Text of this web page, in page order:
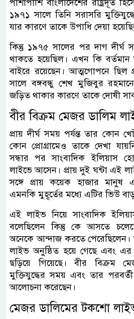
পাশাপাশি বাংলাদেশের রাষ্ট্রদূত
১৯৭১ সালে তিনি সরাসরি
যার কারণে তাকে উপাধি দেয়া
কিন্তু ১৯৭৫ সালের পর দাগ দীর্ঘ
থাকতে হয়েছিল। এখন কি বর্তমান
বাইরে রয়েছেন। আত্মগোপনে
সালে বঙ্গবন্ধু শেখ মুজিবুর
জড়িত থাকার কারণে তাকে দোষী
বীর বিক্রম মেজর ডালিম
প্রায় দীর্ঘ সময় পর্যন্ত তার কোন
কোন প্রোগ্রামেও তাকে দেখা
সন্ধার পর সাংবাদিক ইলিয়াস
লাইভে আসেন। প্রায় দুই ঘন্টা এই
সঙ্গে প্রায় কয়েক হাজার মানুষ
এমনকি মুহূর্তের মধ্যে এটির ভিউ
এই লাইভ নিয়ে সাংবাদিক
বলেছিলেন কিন্তু কে আসতে
অনেকে আন্দাজ করতে
লাইভ অনুষ্ঠিত হয়ে গেছে এবং এর
ছড়িয়ে গিয়েছে। বীর বিক্রম
মুক্তিযুদ্ধের সময় এবং তার
আলোচনা করেছেন।
মেজর ডালিমের টকশো